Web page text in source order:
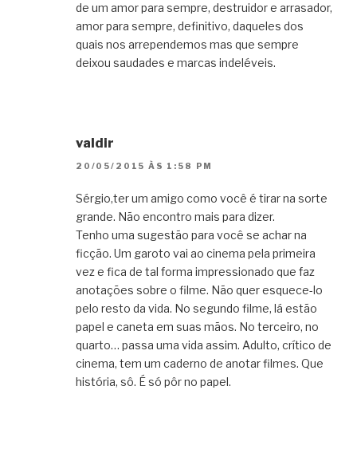
de um amor para sempre, destruidor e arrasador,
amor para sempre, definitivo, daqueles dos
quais nos arrependemos mas que sempre
deixou saudades e marcas indeléveis.
valdir
20/05/2015 ÀS 1:58 PM
Sérgio,ter um amigo como você é tirar na sorte
grande. Não encontro mais para dizer.
Tenho uma sugestão para você se achar na
ficção. Um garoto vai ao cinema pela primeira
vez e fica de tal forma impressionado que faz
anotações sobre o filme. Não quer esquece-lo
pelo resto da vida. No segundo filme, lá estão
papel e caneta em suas mãos. No terceiro, no
quarto… passa uma vida assim. Adulto, crítico de
cinema, tem um caderno de anotar filmes. Que
história, sô. É só pôr no papel.